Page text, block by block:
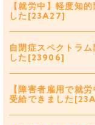
【就労中】軽度知
した[23A27]
自閉症スペクトラ
した[23906]
【障害者雇用で就
受給できました